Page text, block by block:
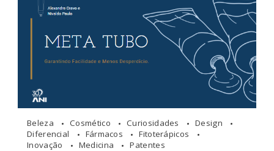
Beleza Cosmético Curiosidades
Design
Diferencial
Fármacos
Fitoterápicos
Inovação
Medicina Patentes